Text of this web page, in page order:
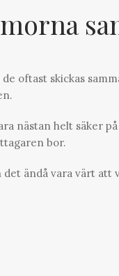
oftast skickas
nästan helt säker
bor.
ändå vara värt att